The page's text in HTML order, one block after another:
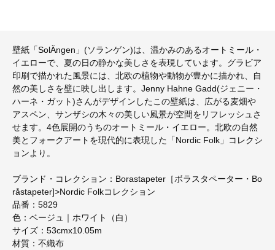
壁紙「SolÄngen」(ソランゲン)は、温かみのあるオートミール・
イエローで、夏の日の静かな美しさを表現しています。グラビア
印刷で描かれた風景には、北欧の植物や動物が豊かに描かれ、自
然の美しさを壁に映し出します。Jenny Hahne Gadd(ジェニー・
ハーネ・ガット)さんがデザインしたこの壁紙は、広がる麦畑や
アスペン、サンザシの木々の美しい風景が空間をリフレッシュさ
せます。4色展開のうちのオートミール・イエロー。北欧の自然
美とフォークアートを現代的に表現した「Nordic Folk」コレクシ
ョンより。
ブランド・コレクション：Borastapeter［ボラスタペーター・Bo
råstapeter]>Nordic Folkコレクション
品番：5829
色：ベージュ｜ホワイト（白）
サイズ：53cmx10.05m
材質：不織布